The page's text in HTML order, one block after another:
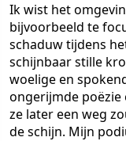
Ik wist het
bijvoorbeeld te
schaduw tijdens
schijnbaar stille
woelige en
ongerijmde
ze later een weg
de schijn. Mijn